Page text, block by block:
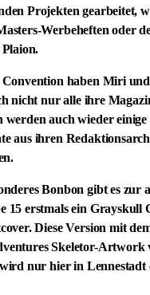
Projekten gearbeitet,
Werbeheften oder
haben Miri
nicht nur alle ihre
werden auch wieder einige
aus ihren
Bonbon gibt es zur
15 erstmals ein Grayskull
Diese Version mit
Skeletor-Artwork
nur hier in Lennestadt